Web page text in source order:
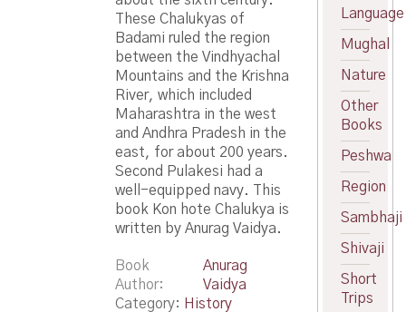
These Chalukyas of
Badami ruled the region
between the Vindhyachal
Mountains and the Krishna
River, which included
Maharashtra in the west
and Andhra Pradesh in the
east, for about 200 years.
Second Pulakesi had a
well-equipped navy. This
book Kon hote Chalukya is
written by Anurag Vaidya.
Book
Author
Anurag
Vaidya
Category: History
Language
Mughal
Nature
Other
Books
Peshwa
Region
Sambhaji
Shivaji
Short
Trips